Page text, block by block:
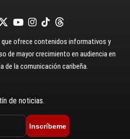
ofrece contenidos informativos y
de mayor crecimiento en audiencia en
de la comunicación caribeña.
de noticias.
Inscríbeme